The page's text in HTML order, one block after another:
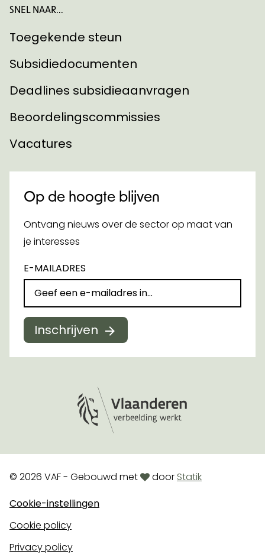
SNEL NAAR...
Toegekende steun
Subsidiedocumenten
Deadlines subsidieaanvragen
Beoordelingscommissies
Vacatures
Op de hoogte blijven
Ontvang nieuws over de sector op maat van
je interesses
E-MAILADRES
Inschrijven
© 2026 VAF - Gebouwd metlovedoor Statik
Cookie-instellingen
Cookie policy
Privacy policy